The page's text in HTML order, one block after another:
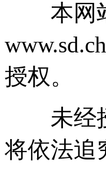
本网站
授权。
未经授
将依法追